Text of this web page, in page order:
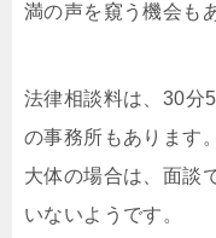
満の声を窺う機会も
法律相談料は、30分
の事務所もあります。
大体の場合は、面談
いないようです。